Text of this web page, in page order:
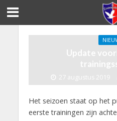
Update
27 augustus 2019
Het seizoen staat op het
eerste trainingen zijn